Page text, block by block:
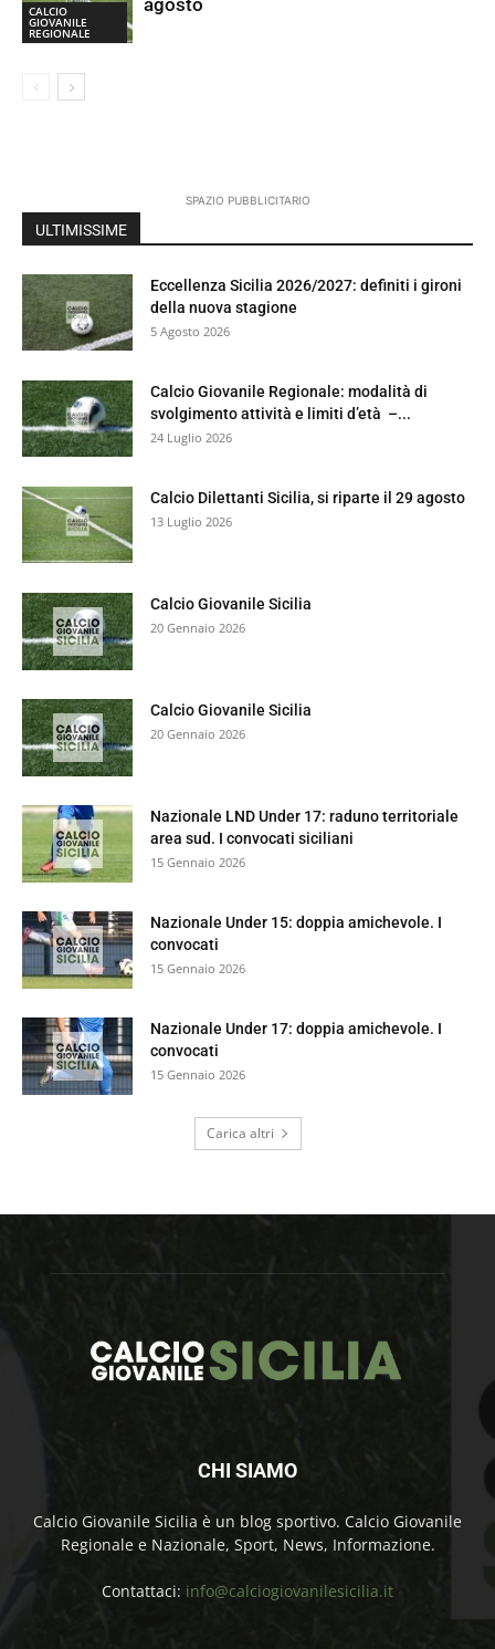
CALCIO
GIOVANILE
REGIONALE
SPAZIO PUBBLICITARIO
ULTIMISSIME
Eccellenza Sicilia 2026/2027: definiti i gironi
della nuova stagione
5 Agosto 2026
Calcio Giovanile Regionale: modalità di
svolgimento attività e limiti d’età –...
24 Luglio 2026
Calcio Dilettanti Sicilia, si riparte il 29 agosto
13 Luglio 2026
Calcio Giovanile Sicilia
20 Gennaio 2026
Calcio Giovanile Sicilia
20 Gennaio 2026
Nazionale LND Under 17: raduno territoriale
area sud. I convocati siciliani
15 Gennaio 2026
Nazionale Under 15: doppia amichevole. I
convocati
15 Gennaio 2026
Nazionale Under 17: doppia amichevole. I
convocati
15 Gennaio 2026
Carica altri
CHI SIAMO
Calcio Giovanile Sicilia è un blog sportivo. Calcio Giovanile
Regionale e Nazionale, Sport, News, Informazione.
Contattaci: info@calciogiovanilesicilia.it